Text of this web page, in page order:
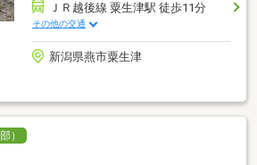
ＪＲ越後線 粟生津駅 徒歩11分
その他の交通
新潟県燕市粟生津
）